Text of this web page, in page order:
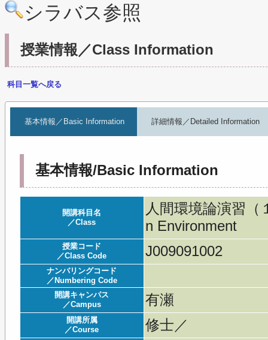
シラバス参照
授業情報／Class Information
科目一覧へ戻る
基本情報／Basic Information 詳細情報／Detailed Information
基本情報/Basic Information
開講科目名
／Class
人間環境論演習（
n Environment
授業コード
／Class Code
J009091002
ナンバリングコード
／Numbering Code
開講キャンパス
／Campus
有瀬
開講所属
／Course
修士／